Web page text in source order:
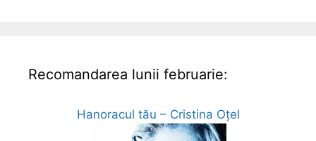
Recomandarea lunii februarie:
Hanoracul tău – Cristina Oțel